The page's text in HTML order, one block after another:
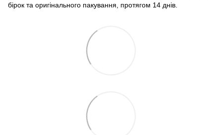
бірок та оригінального пакування, протягом 14 днів.